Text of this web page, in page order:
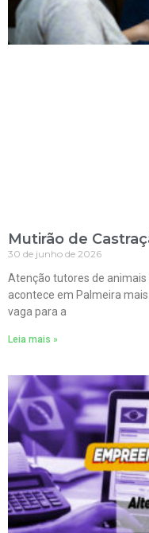
Mutirão de
30 de junho de 2026
Atenção tutores de animais
acontece em Palmeira
vaga para a
Leia mais »